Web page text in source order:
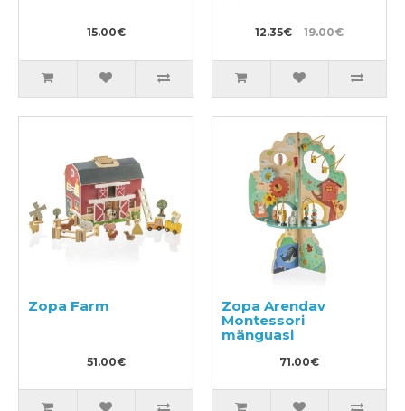
15.00€ 12.35€ 19.00€
Zopa Farm
51.00€
Zopa Arendav
Montessori
mänguasi
71.00€